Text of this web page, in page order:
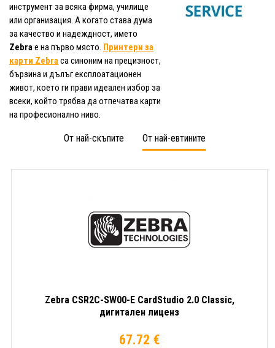
инструмент за всяка фирма, училище
или организация. А когато става дума
за качество и надеждност, името
Zebraе на първо място. Принтери за
карти Zebraса синоним на прецизност,
бързина и дълъг експлоатационен
живот, което ги прави идеален избор за
всеки, който трябва да отпечатва карти
на професионално ниво.
От най-скъпите От най-евтините
Zebra CSR2C-SW00-E CardStudio 2.0 Classic,
дигитален лиценз
67.72 €